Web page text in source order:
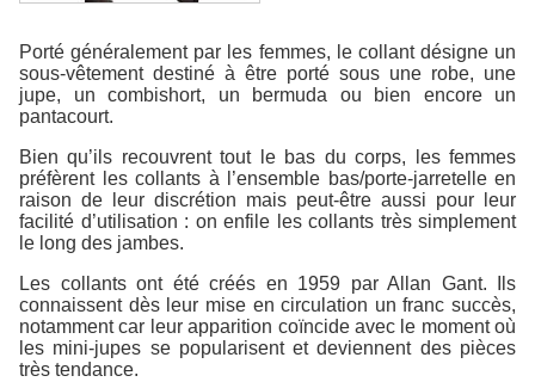
Porté généralement par les femmes, le collant désigne un
sous-vêtement destiné à être porté sous une robe, une
jupe, un combishort, un bermuda ou bien encore un
pantacourt.
Bien qu’ils recouvrent tout le bas du corps, les femmes
préfèrent les collants à l’ensemble bas/porte-jarretelle en
raison de leur discrétion mais peut-être aussi pour leur
facilité d’utilisation : on enfile les collants très simplement
le long des jambes.
Les collants ont été créés en 1959 par Allan Gant. Ils
connaissent dès leur mise en circulation un franc succès,
notamment car leur apparition coïncide avec le moment où
les mini-jupes se popularisent et deviennent des pièces
très tendance.